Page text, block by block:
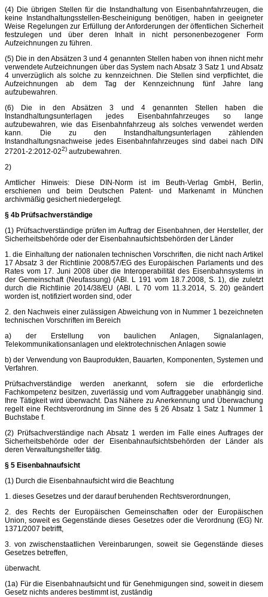
(4) Die übrigen Stellen für die Instandhaltung von Eisenbahnfahrzeugen, die
keine Instandhaltungsstellen-Bescheinigung benötigen, haben in geeigneter
Weise Regelungen zur Erfüllung der Anforderungen der öffentlichen Sicherheit
festzulegen und über deren Inhalt in nicht personenbezogener Form
Aufzeichnungen zu führen.
(5) Die in den Absätzen 3 und 4 genannten Stellen haben von ihnen nicht mehr
verwendete Aufzeichnungen über das System nach Absatz 3 Satz 1 und Absatz
4 unverzüglich als solche zu kennzeichnen. Die Stellen sind verpflichtet, die
Aufzeichnungen ab dem Tag der Kennzeichnung fünf Jahre lang
aufzubewahren.
(6) Die in den Absätzen 3 und 4 genannten Stellen haben die
Instandhaltungsunterlagen jedes Eisenbahnfahrzeuges so lange
aufzubewahren, wie das Eisenbahnfahrzeug als solches verwendet werden
kann. Die zu den Instandhaltungsunterlagen zählenden
Instandhaltungsnachweise jedes Eisenbahnfahrzeuges sind dabei nach DIN
27201-2:2012-022) aufzubewahren.
2)
Amtlicher Hinweis: Diese DIN-Norm ist im Beuth-Verlag GmbH, Berlin,
erschienen und beim Deutschen Patent- und Markenamt in München
archivmäßig gesichert niedergelegt.
§ 4b Prüfsachverständige
(1) Prüfsachverständige prüfen im Auftrag der Eisenbahnen, der Hersteller, der
Sicherheitsbehörde oder der Eisenbahnaufsichtsbehörden der Länder
1. die Einhaltung der nationalen technischen Vorschriften, die nicht nach Artikel
17 Absatz 3 der Richtlinie 2008/57/EG des Europäischen Parlaments und des
Rates vom 17. Juni 2008 über die Interoperabilität des Eisenbahnsystems in
der Gemeinschaft (Neufassung) (ABl. L 191 vom 18.7.2008, S. 1), die zuletzt
durch die Richtlinie 2014/38/EU (ABl. L 70 vom 11.3.2014, S. 20) geändert
worden ist, notifiziert worden sind, oder
2. den Nachweis einer zulässigen Abweichung von in Nummer 1 bezeichneten
technischen Vorschriften im Bereich
a) der Erstellung von baulichen Anlagen, Signalanlagen,
Telekommunikationsanlagen und elektrotechnischen Anlagen sowie
b) der Verwendung von Bauprodukten, Bauarten, Komponenten, Systemen und
Verfahren.
Prüfsachverständige werden anerkannt, sofern sie die erforderliche
Fachkompetenz besitzen, zuverlässig und vom Auftraggeber unabhängig sind.
Ihre Tätigkeit wird überwacht. Das Nähere zu Anerkennung und Überwachung
regelt eine Rechtsverordnung im Sinne des § 26 Absatz 1 Satz 1 Nummer 1
Buchstabe f.
(2) Prüfsachverständige nach Absatz 1 werden im Falle eines Auftrages der
Sicherheitsbehörde oder der Eisenbahnaufsichtsbehörden der Länder als
deren Verwaltungshelfer tätig.
§ 5 Eisenbahnaufsicht
(1) Durch die Eisenbahnaufsicht wird die Beachtung
1. dieses Gesetzes und der darauf beruhenden Rechtsverordnungen,
2. des Rechts der Europäischen Gemeinschaften oder der Europäischen
Union, soweit es Gegenstände dieses Gesetzes oder die Verordnung (EG) Nr.
1371/2007 betrifft,
3. von zwischenstaatlichen Vereinbarungen, soweit sie Gegenstände dieses
Gesetzes betreffen,
überwacht.
(1a) Für die Eisenbahnaufsicht und für Genehmigungen sind, soweit in diesem
Gesetz nichts anderes bestimmt ist, zuständig